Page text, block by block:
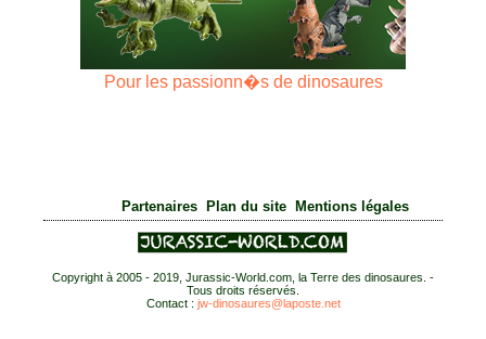
Pour les passionn�s de dinosaures
Partenaires| Plan du site| Mentions légales
Copyright à 2005 - 2019, Jurassic-World.com, la Terre des dinosaures. -
Tous droits réservés.
Contact : jw-dinosaures@laposte.net